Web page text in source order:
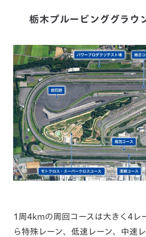
栃木プルービンググラウ
1周4kmの周回コースは大きく4レ
ら特殊レーン、低速レーン、中速